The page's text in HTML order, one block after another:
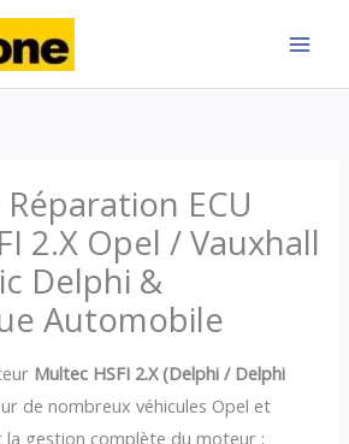
Réparation ECU
2.X Opel / Vauxhall
Delphi &
Automobile
Multec HSFI 2.X (Delphi / Delphi
de nombreux véhicules Opel et
la gestion complète du moteur :